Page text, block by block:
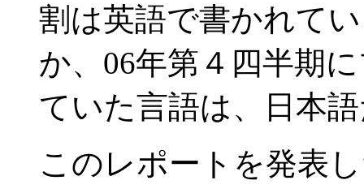
割は英語で書かれて
か、06年第４四半期
ていた言語は、日本
このレポートを発表